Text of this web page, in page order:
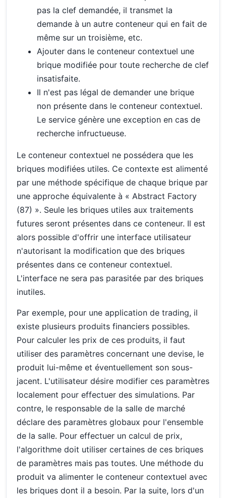
pas la clef demandée, il transmet la
demande à un autre conteneur qui en fait de
même sur un troisième, etc.
Ajouter dans le conteneur contextuel une
brique modifiée pour toute recherche de clef
insatisfaite.
Il n'est pas légal de demander une brique
non présente dans le conteneur contextuel.
Le service génère une exception en cas de
recherche infructueuse.
Le conteneur contextuel ne possédera que les
briques modifiées utiles. Ce contexte est alimenté
par une méthode spécifique de chaque brique par
une approche équivalente à « Abstract Factory
(87) ». Seule les briques utiles aux traitements
futures seront présentes dans ce conteneur. Il est
alors possible d'offrir une interface utilisateur
n'autorisant la modification que des briques
présentes dans ce conteneur contextuel.
L'interface ne sera pas parasitée par des briques
inutiles.
Par exemple, pour une application de trading, il
existe plusieurs produits financiers possibles.
Pour calculer les prix de ces produits, il faut
utiliser des paramètres concernant une devise, le
produit lui-même et éventuellement son sous-
jacent. L'utilisateur désire modifier ces paramètres
localement pour effectuer des simulations. Par
contre, le responsable de la salle de marché
déclare des paramètres globaux pour l'ensemble
de la salle. Pour effectuer un calcul de prix,
l'algorithme doit utiliser certaines de ces briques
de paramètres mais pas toutes. Une méthode du
produit va alimenter le conteneur contextuel avec
les briques dont il a besoin. Par la suite, lors d'un